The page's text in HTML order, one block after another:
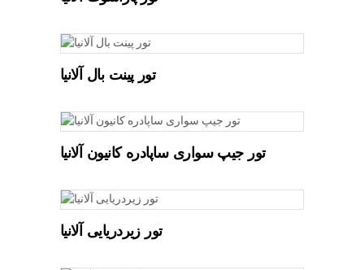
تور پینت بال آلانیا
تور جیپ سواری ساپادره کانیون آلانیا
تور زیردریایی آلانیا